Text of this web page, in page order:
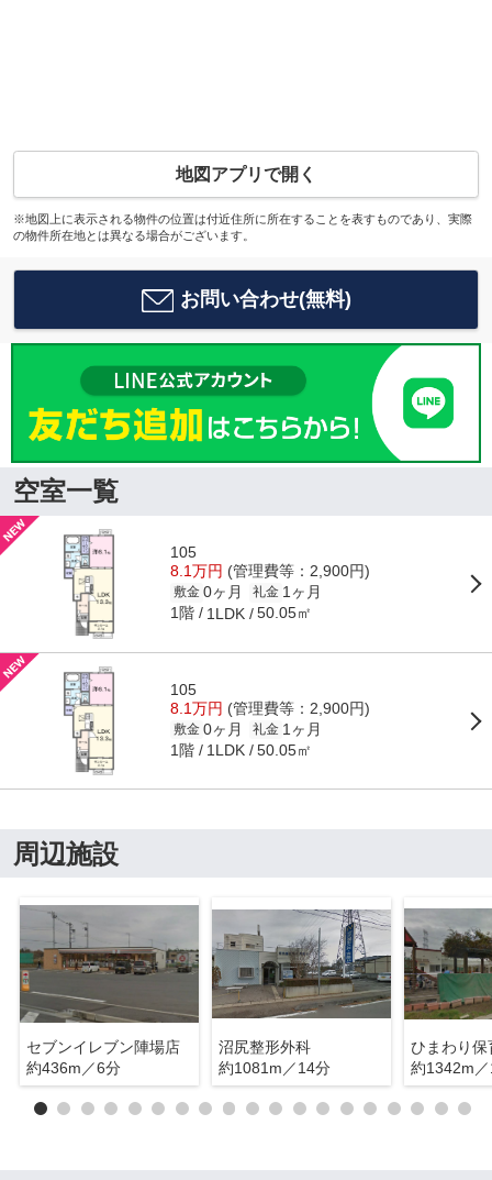
地図アプリで開く
※地図上に表示される物件の位置は付近住所に所在することを表すものであり、実際
の物件所在地とは異なる場合がございます。
お問い合わせ(無料)
空室一覧
105
8.1万円 (管理費等：2,900円)
敷金 0ヶ月 礼金 1ヶ月
1階 1LDK 50.05㎡
105
8.1万円 (管理費等：2,900円)
敷金 0ヶ月 礼金 1ヶ月
1階 1LDK 50.05㎡
周辺施設
セブンイレブン陣場店
約436m／6分
沼尻整形外科
約1081m／14分
ひまわり保
約1342m